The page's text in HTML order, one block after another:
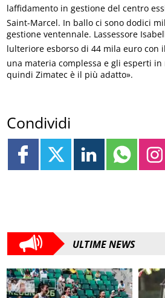
laffidamento in gestione del centro
Saint-Marcel. In ballo ci sono dodici
gestione ventennale. Lassessore
lulteriore esborso di 44 mila euro
una materia complessa e gli esperti
quindi Zimatec è il più adatto».
Condividi
ULTIME NEWS